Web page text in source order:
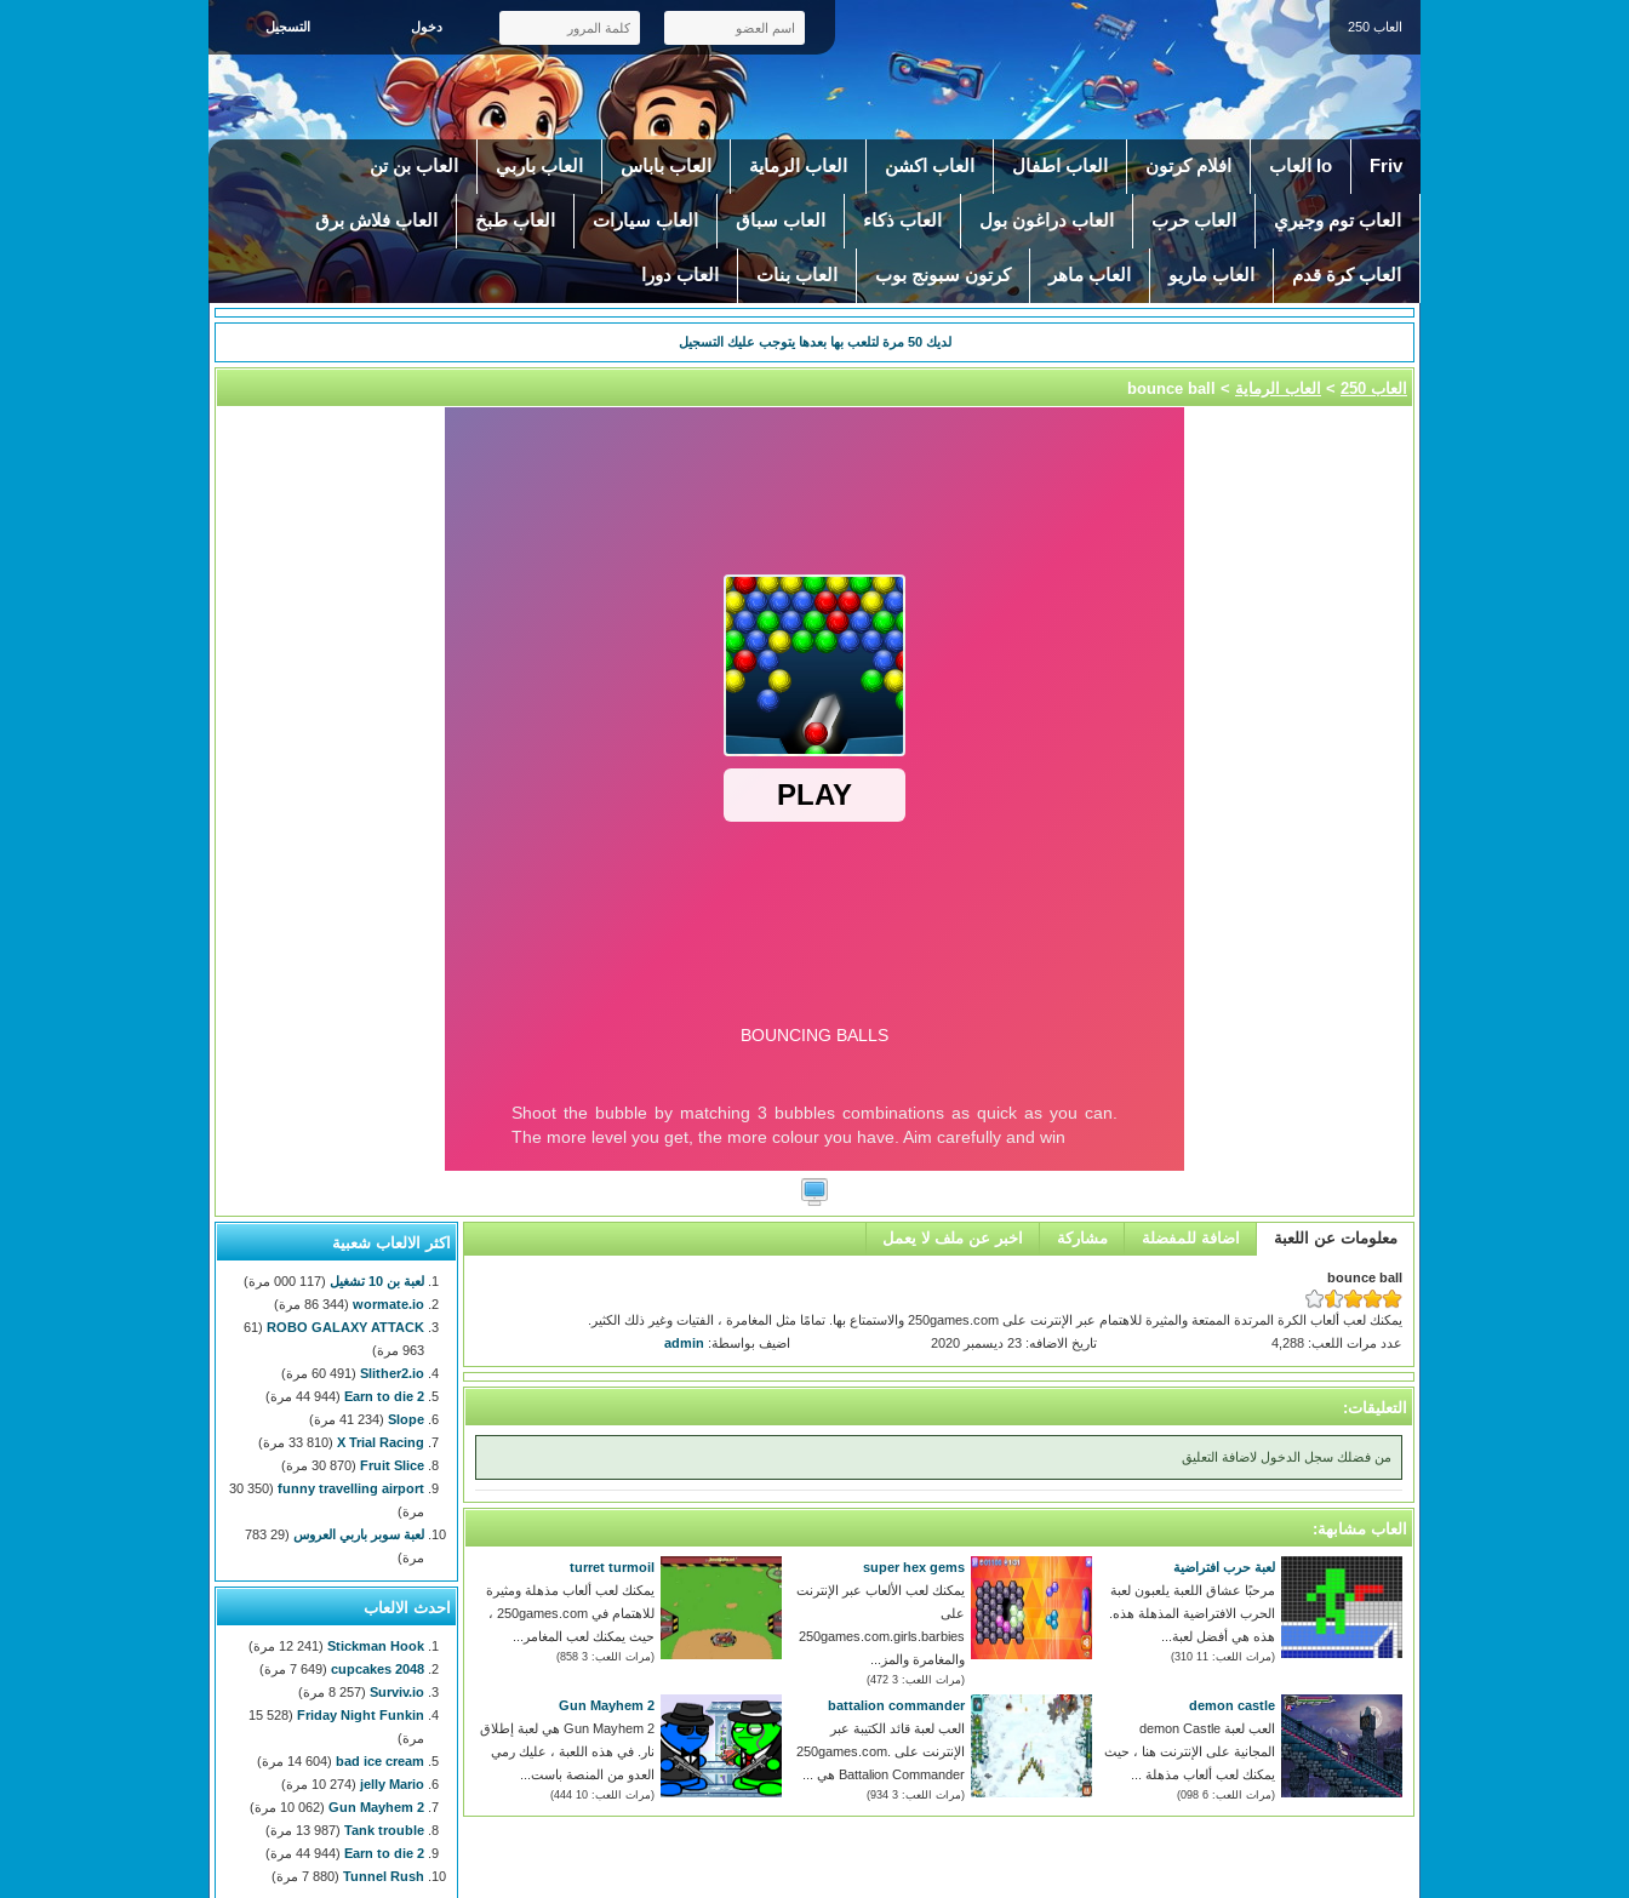
العاب 250 التسجيل
Friv Io العاب افلام كرتون العاب اطفال العاب اكشن العاب الرماية العاب باباس العاب باربي العاب بن تن
العاب توم وجيري العاب حرب العاب دراغون بول العاب ذكاء العاب سباق العاب سيارات العاب طبخ العاب فلاش برق
العاب كرة قدم العاب ماريو العاب ماهر كرتون سبونج بوب العاب بنات العاب دورا
لديك50 مرة لتلعب بها بعدها يتوجب عليك التسجيل
العاب 250 > العاب الرماية > bounce ball
معلومات عن اللعبة اضافة للمفضلة مشاركة اخبر عن ملف لا يعمل
bounce ball
يمكنك لعب ألعاب الكرة المرتدة الممتعة والمثيرة للاهتمام عبر الإنترنت على 250games.com والاستمتاع بها. تمامًا مثل المغامرة ، الفتيات وغير ذلك الكثير.
عدد مرات اللعب: 4,288
تاريخ الاضافه: 23 ديسمبر 2020 اضيف بواسطة: admin
التعليقات:
من فضلك سجل الدخول لاضافة التعليق
العاب مشابهة:
لعبة حرب افتراضية
مرحبًا عشاق اللعبة يلعبون لعبة
الحرب الافتراضية المذهلة هذه.
هذه هي أفضل لعبة...
(مرات اللعب: 11 310)
super hex gems
يمكنك لعب الألعاب عبر الإنترنت
على
250games.com.girls.barbies
والمغامرة والمز...
(مرات اللعب: 3 472)
turret turmoil
يمكنك لعب ألعاب مذهلة ومثيرة
للاهتمام في 250games.com ،
حيث يمكنك لعب المغامر...
(مرات اللعب: 3 858)
demon castle
العب لعبة demon Castle
المجانية على الإنترنت هنا ، حيث
يمكنك لعب ألعاب مذهلة ...
(مرات اللعب: 6 098)
battalion commander
العب لعبة قائد الكتيبة عبر
الإنترنت على 250games.com.
Battalion Commander هي ...
(مرات اللعب: 3 934)
Gun Mayhem 2
Gun Mayhem 2 هي لعبة إطلاق
نار. في هذه اللعبة ، عليك رمي
العدو من المنصة باست...
(مرات اللعب: 10 444)
اكثر الالعاب شعبية
لعبة بن 10 تشغيل
(117 000 مرة)
wormate.io (86 344 مرة)
ROBO GALAXY ATTACK
(61
963 مرة)
Slither2.io (60 491 مرة)
Earn to die 2 (44 944 مرة)
Slope (41 234 مرة)
X Trial Racing (33 810 مرة)
Fruit Slice (30 870 مرة)
funny travelling airport
(30 350
مرة)
لعبة سوبر باربي العروس
(29 783
مرة)
احدث الالعاب
Stickman Hook (12 241 مرة)
2048 cupcakes
(7 649 مرة)
Surviv.io (8 257 مرة)
Friday Night Funkin
(15 528
مرة)
bad ice cream (14 604 مرة)
jelly Mario (10 274 مرة)
Gun Mayhem 2 (10 062 مرة)
Tank trouble (13 987 مرة)
Earn to die 2 (44 944 مرة)
Tunnel Rush (7 880 مرة)